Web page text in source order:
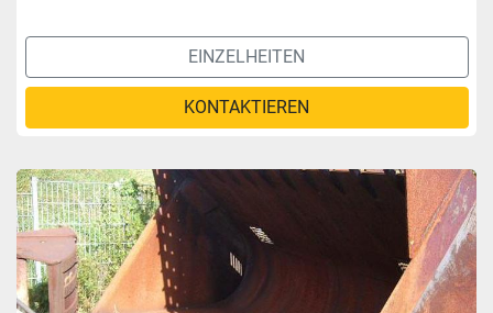
EINZELHEITEN
KONTAKTIEREN